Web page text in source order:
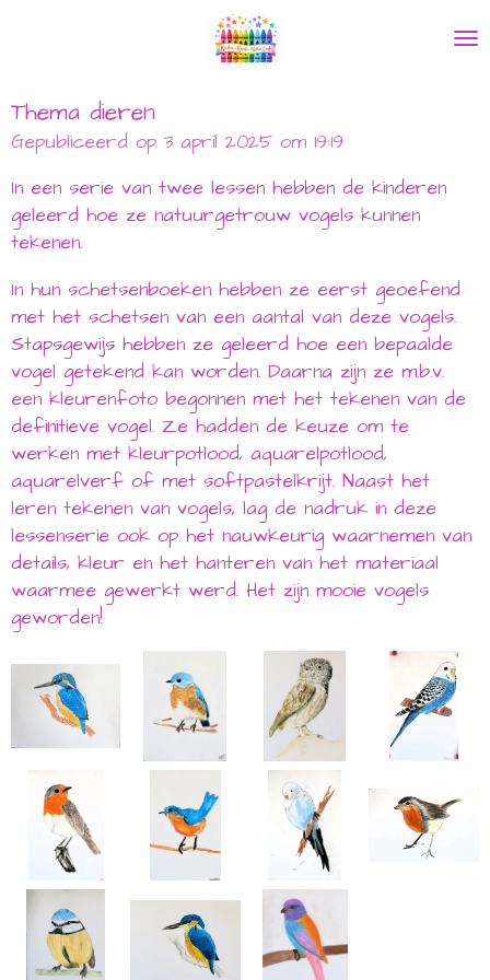
de
hoofdinhoud
Thema dieren
Gepubliceerd op 3 april 2025 om 19:19
In een serie van twee lessen hebben de kinderen
geleerd hoe ze natuurgetrouw vogels kunnen
tekenen.
In hun schetsenboeken hebben ze eerst geoefend
met het schetsen van een aantal van deze vogels.
Stapsgewijs hebben ze geleerd hoe een bepaalde
vogel getekend kan worden. Daarna zijn ze m.b.v.
een kleurenfoto begonnen met het tekenen van de
definitieve vogel. Ze hadden de keuze om te
werken met kleurpotlood, aquarelpotlood,
aquarelverf of met softpastelkrijt. Naast het
leren tekenen van vogels, lag de nadruk in deze
lessenserie ook op het nauwkeurig waarnemen van
details, kleur en het hanteren van het materiaal
waarmee gewerkt werd. Het zijn mooie vogels
geworden!